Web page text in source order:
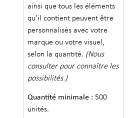
ainsi que tous les éléments
qu’il contient peuvent être
personnalisés avec votre
marque ou votre visuel,
selon la quantité. (Nous
consulter pour connaître les
possibilités.)
Quantité minimale : 500
unités.